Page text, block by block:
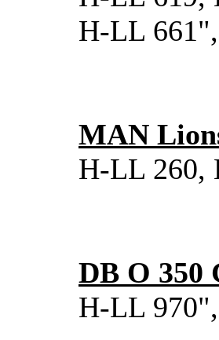
H-LL
MAN
H-LL 260,
DB O 350
H-LL